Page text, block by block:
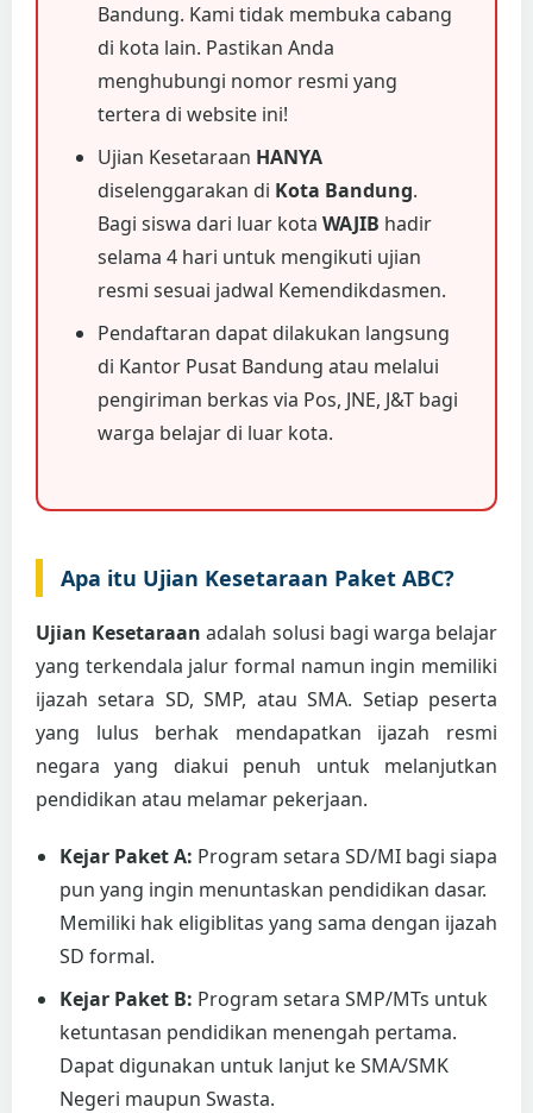
Bandung. Kami tidak membuka cabang
di kota lain. Pastikan Anda
menghubungi nomor resmi yang
tertera di website ini!
Ujian Kesetaraan HANYA
diselenggarakan di Kota Bandung.
Bagi siswa dari luar kota WAJIB hadir
selama 4 hari untuk mengikuti ujian
resmi sesuai jadwal Kemendikdasmen.
Pendaftaran dapat dilakukan langsung
di Kantor Pusat Bandung atau melalui
pengiriman berkas via Pos, JNE, J&T bagi
warga belajar di luar kota.
Apa itu Ujian Kesetaraan Paket ABC?
Ujian Kesetaraan adalah solusi bagi warga belajar
yang terkendala jalur formal namun ingin memiliki
ijazah setara SD, SMP, atau SMA. Setiap peserta
yang lulus berhak mendapatkan ijazah resmi
negara yang diakui penuh untuk melanjutkan
pendidikan atau melamar pekerjaan.
Kejar Paket A: Program setara SD/MI bagi siapa
pun yang ingin menuntaskan pendidikan dasar.
Memiliki hak eligiblitas yang sama dengan ijazah
SD formal.
Kejar Paket B: Program setara SMP/MTs untuk
ketuntasan pendidikan menengah pertama.
Dapat digunakan untuk lanjut ke SMA/SMK
Negeri maupun Swasta.